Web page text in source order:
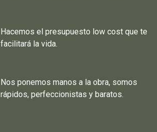
Hacemos el presupuesto low cost que te
facilitará la vida.
Nos ponemos manos a la obra, somos
rápidos, perfeccionistas y baratos.